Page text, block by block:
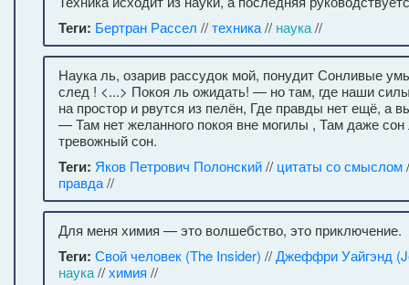
Теги: Бертран Рассел //техника// наука//
Наука ль, озарив рассудок мой, понудит Сонливые
след ! <...> Покоя ль ожидать! — но там, где наши
на простор и рвутся из пелён, Где правды нет ещё, а
— Там нет желанного покоя вне могилы , Там даже
тревожный сон.
Теги: Яков Петрович Полонский// цитаты со смыслом
правда//
Для меня химия — это волшебство, это приключение.
Теги: Свой человек (The Insider) //Джеффри Уайгэнд
наука//химия //